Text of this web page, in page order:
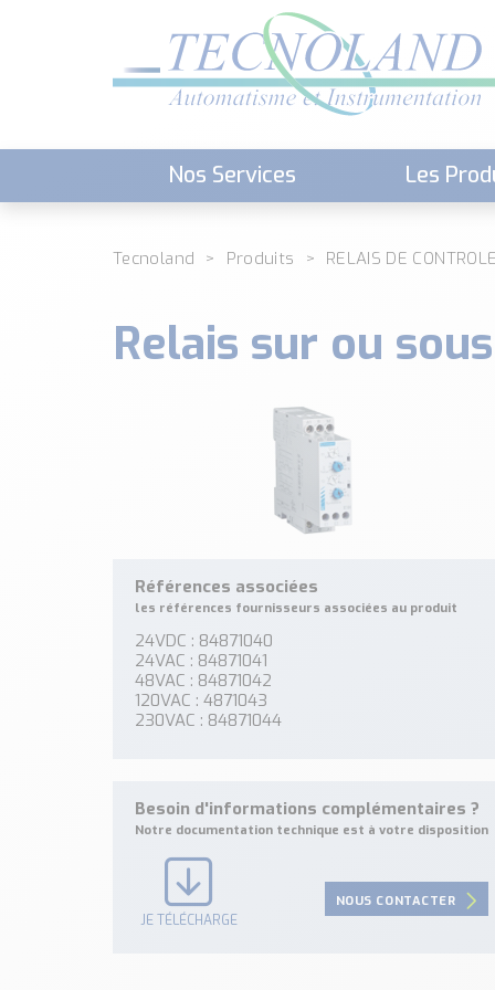
Nos Services Les
Tecnoland Produits RELAIS DE
Relais sur ou
Références associées
les références fournisseurs associées au produit
24VDC : 84871040
24VAC : 84871041
48VAC : 84871042
120VAC : 4871043
230VAC : 84871044
Besoin d'informations complémentaires ?
Notre documentation technique est à votre disposition
JE TÉLÉCHARGE
NOUS CONTACTER